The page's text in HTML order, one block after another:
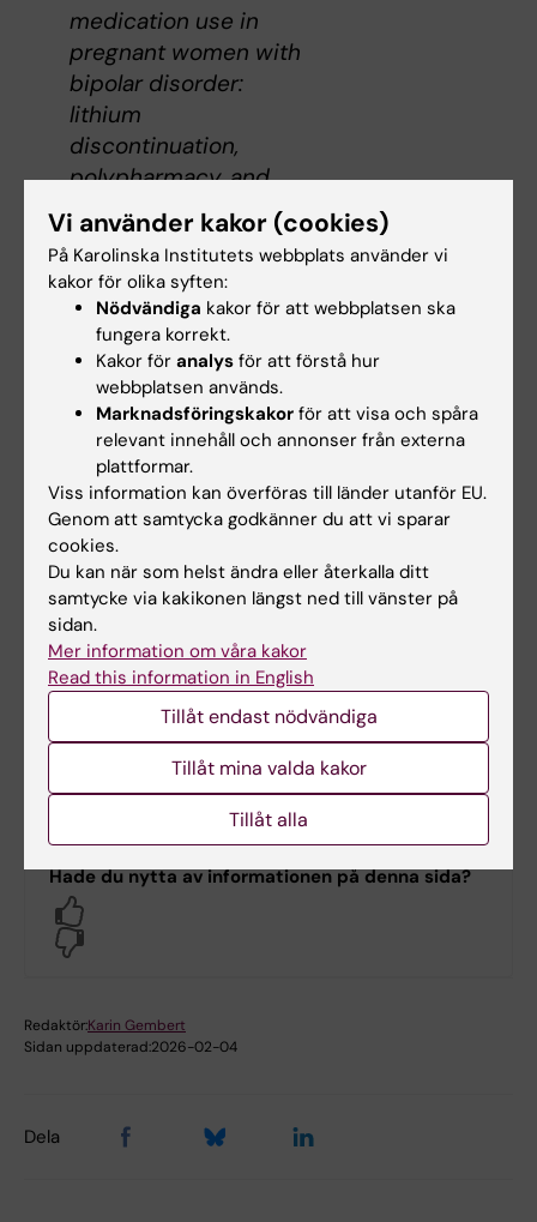
medication use in
pregnant women with
bipolar disorder:
lithium
discontinuation,
polypharmacy, and
clinical consequences"
Tidigare doktorander på CPE och deras
avhandlingar
Digital utbildning, Foto:
Pixabay CC0
Kurs i
läkemedelsepidemiolo
CPE ansvarar för KIs
forskarkurs i
läkemedelsepidemiologi
Läkemedelsepidemiologi:
läkemedelsexponering och studiedesign
Nästa tillfälle kursen ges är VT2026 - ansökan
är stängd.
Kursinformation
Hade du nytta av informationen på denna sida?
Redaktör:Karin Gembert
Sidan uppdaterad:2026-02-04
Dela
Vi använder kakor (cookies)
På Karolinska Institutets webbplats använder vi
kakor för olika syften:
Nödvändiga kakor för att webbplatsen ska
fungera korrekt.
Kakor för analys för att förstå hur
webbplatsen används.
Marknadsföringskakor för att visa och spåra
relevant innehåll och annonser från externa
plattformar.
Viss information kan överföras till länder utanför EU.
Genom att samtycka godkänner du att vi sparar
cookies.
Du kan när som helst ändra eller återkalla ditt
samtycke via kakikonen längst ned till vänster på
sidan.
Mer information om våra kakor
Read this information in English
Tillåt endast nödvändiga
Tillåt mina valda kakor
Tillåt alla